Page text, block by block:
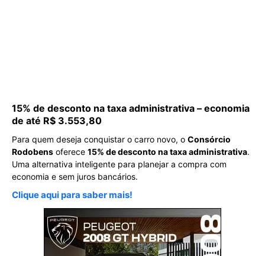
15% de desconto na taxa administrativa – economia
de até R$ 3.553,80
Para quem deseja conquistar o carro novo, o Consórcio
Rodobens oferece 15% de desconto na taxa administrativa.
Uma alternativa inteligente para planejar a compra com
economia e sem juros bancários.
Clique aqui para saber mais!